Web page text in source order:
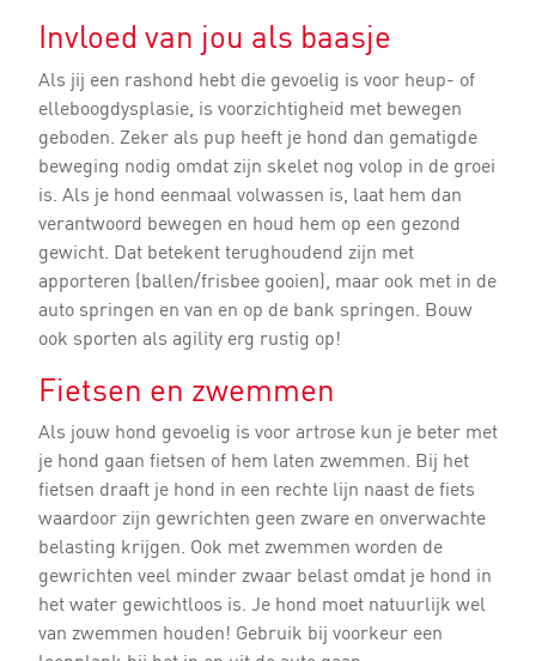
Invloed van jou als baasje
Als jij een rashond hebt die gevoelig is voor heup- of
elleboogdysplasie, is voorzichtigheid met bewegen
geboden. Zeker als pup heeft je hond dan gematigde
beweging nodig omdat zijn skelet nog volop in de groei
is. Als je hond eenmaal volwassen is, laat hem dan
verantwoord bewegen en houd hem op een gezond
gewicht. Dat betekent terughoudend zijn met
apporteren (ballen/frisbee gooien), maar ook met in de
auto springen en van en op de bank springen. Bouw
ook sporten als agility erg rustig op!
Fietsen en zwemmen
Als jouw hond gevoelig is voor artrose kun je beter met
je hond gaan fietsen of hem laten zwemmen. Bij het
fietsen draaft je hond in een rechte lijn naast de fiets
waardoor zijn gewrichten geen zware en onverwachte
belasting krijgen. Ook met zwemmen worden de
gewrichten veel minder zwaar belast omdat je hond in
het water gewichtloos is. Je hond moet natuurlijk wel
van zwemmen houden! Gebruik bij voorkeur een